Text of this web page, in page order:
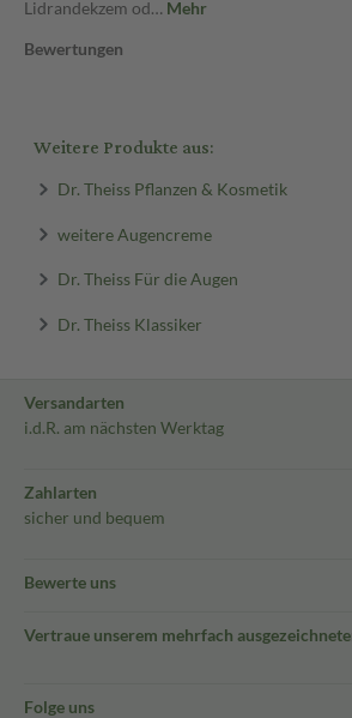
Lidrandekzem od… Mehr
Bewertungen
Weitere Produkte aus:
Dr. Theiss Pflanzen & Kosmetik
weitere Augencreme
Dr. Theiss Für die Augen
Dr. Theiss Klassiker
Versandarten
i.d.R. am nächsten Werktag
Zahlarten
sicher und bequem
Bewerte uns
Vertraue unserem mehrfach
Folge uns